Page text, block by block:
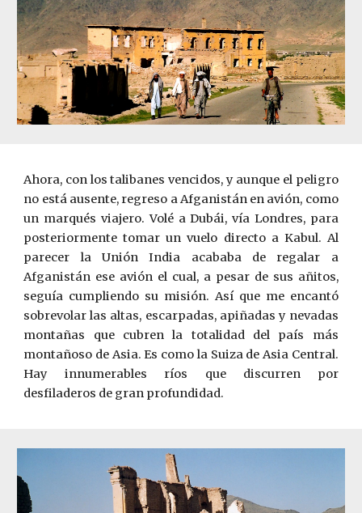
Ahora, con los talibanes vencidos, y aunque el peligro
no está ausente, regreso a Afganistán en avión, como
un marqués viajero. Volé a Dubái, vía Londres, para
posteriormente tomar un vuelo directo a Kabul. Al
parecer la Unión India acababa de regalar a
Afganistán ese avión el cual, a pesar de sus añitos,
seguía cumpliendo su misión. Así que me encantó
sobrevolar las altas, escarpadas, apiñadas y nevadas
montañas que cubren la totalidad del país más
montañoso de Asia. Es como la Suiza de Asia Central.
Hay innumerables ríos que discurren por
desfiladeros de gran profundidad.